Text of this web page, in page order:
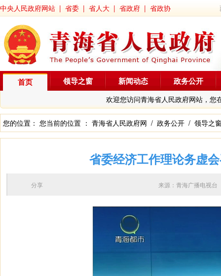
中央人民政府网站 | 省委 | 省人大 | 省政府 | 省政协
首页
欢迎您访问青海省人民政府网站，您
领导之窗 新闻动态 政务公开
您的位置： 您当前的位置 ： 青海省人民政府网 / 政务公开 / 领导之
省委经济工作理论务虚
来源：青海广播电视
分享